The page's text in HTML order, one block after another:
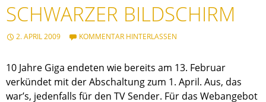
SCHWARZER BILDSCHIRM
2. APRIL 2009 KOMMENTAR HINTERLASSEN
10 Jahre Giga endeten wie bereits am 13. Februar
verkündet mit der Abschaltung zum 1. April. Aus, das
war’s, jedenfalls für den TV Sender. Für das Webangebot